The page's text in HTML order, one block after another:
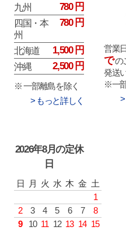
九州 780 円
四国・本
州
780 円
北海道 1,500 円
沖縄 2,500 円
※ 一部離島を除く
> もっと詳しく
営業
での
発送
※一
>
2026年8月の定休
日
日 月 火 水 木 金 土
1
2
3 4 5 6 7
8
9
10 11 12 13 14 15